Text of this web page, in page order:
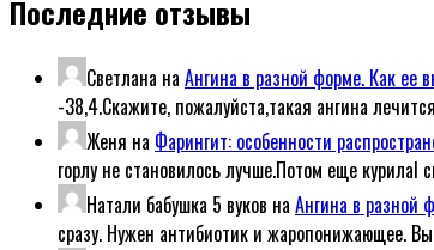
Последние отзывы
Светлана на Ангина в разной форме. Как ее
-38,4.Скажите, пожалуйста,такая ангина
Женя на Фарингит: особенности
горлу не становилось лучше.Потом еще курилаl
Натали бабушка 5 вуков на Ангина в разной
сразу. Нужен антибиотик и жаропонижающее.